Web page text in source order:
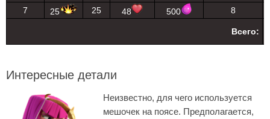
7 25 25 48 500 8
Всего:
Интересные детали
Неизвестно, для чего используется
мешочек на поясе. Предполагается,